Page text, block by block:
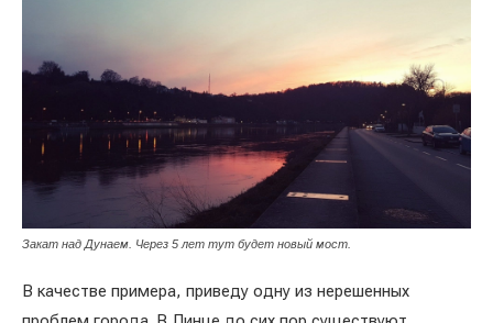
Закат над Дунаем. Через 5 лет тут будет новый мост.
В качестве примера, приведу одну из нерешенных